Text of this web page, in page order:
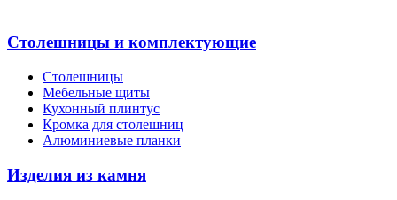
Столешницы и комплектующие
Столешницы
Мебельные щиты
Кухонный плинтус
Кромка для столешниц
Алюминиевые планки
Изделия из камня